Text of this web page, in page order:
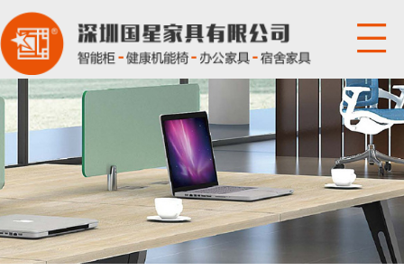
网站首页
关于国星
产品展示
国星资讯